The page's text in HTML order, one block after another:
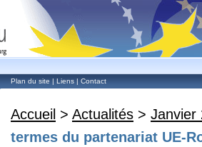
Plan du site | Liens | Contact
Accueil > Actualités > Janvier
termes du partenariat UE-